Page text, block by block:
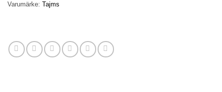
Varumärke: Tajms